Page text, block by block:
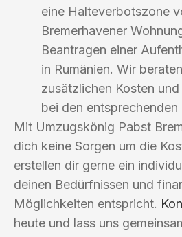
eine Halteverbotszone
Bremerhavener
Beantragen einer
in Rumänien. Wir
zusätzlichen Kosten
bei den entsprechenden
Mit Umzugskönig Pabst
dich keine Sorgen um die
erstellen dir gerne ein
deinen Bedürfnissen und
Möglichkeiten entspricht.
heute und lass uns